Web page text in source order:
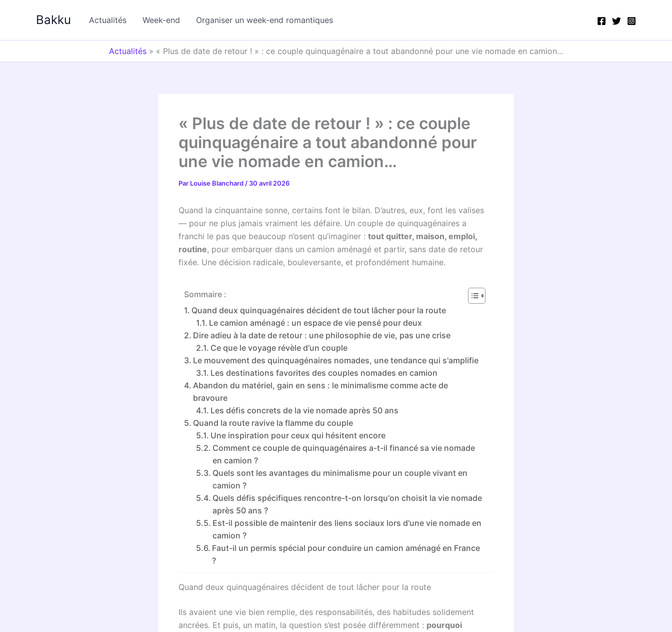
Bakku Actualités Week-end Organiser un week-end romantiques
Actualités» « Plus de date de retour ! » : ce couple quinquagénaire a tout abandonné pour une vie nomade en camion…
« Plus de date de retour ! » : ce couple
quinquagénaire a tout abandonné pour
une vie nomade en camion…
Par Louise Blanchard / 30 avril 2026
Quand la cinquantaine sonne, certains font le bilan. D’autres, eux, font les valises
— pour ne plus jamais vraiment les défaire. Un couple de quinquagénaires a
franchi le pas que beaucoup n’osent qu’imaginer : tout quitter, maison, emploi,
routine, pour embarquer dans un camion aménagé et partir, sans date de retour
fixée. Une décision radicale, bouleversante, et profondément humaine.
Sommaire :
Quand deux quinquagénaires décident de tout lâcher pour la route
Le camion aménagé : un espace de vie pensé pour deux
Dire adieu à la date de retour : une philosophie de vie, pas une crise
Ce que le voyage révèle d'un couple
Le mouvement des quinquagénaires nomades, une tendance qui s'amplifie
Les destinations favorites des couples nomades en camion
Abandon du matériel, gain en sens : le minimalisme comme acte de
bravoure
Les défis concrets de la vie nomade après 50 ans
Quand la route ravive la flamme du couple
Une inspiration pour ceux qui hésitent encore
Comment ce couple de quinquagénaires a-t-il financé sa vie nomade
en camion ?
Quels sont les avantages du minimalisme pour un couple vivant en
camion ?
Quels défis spécifiques rencontre-t-on lorsqu'on choisit la vie nomade
après 50 ans ?
Est-il possible de maintenir des liens sociaux lors d'une vie nomade en
camion ?
Faut-il un permis spécial pour conduire un camion aménagé en France
?
Quand deux quinquagénaires décident de tout lâcher pour la route
Ils avaient une vie bien remplie, des responsabilités, des habitudes solidement
ancrées. Et puis, un matin, la question s’est posée différemment : pourquoi